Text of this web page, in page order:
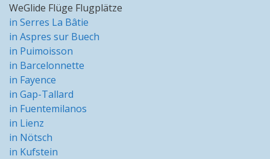
WeGlide Flüge Flugplätze
in Serres La Bâtie
in Aspres sur Buech
in Puimoisson
in Barcelonnette
in Fayence
in Gap-Tallard
in Fuentemilanos
in Lienz
in Nötsch
in Kufstein